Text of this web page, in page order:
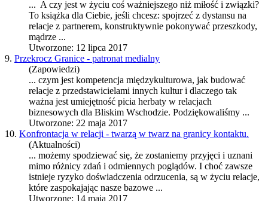
... A czy jest w życiu coś ważniejszego niż miłość i związki?
To książka dla Ciebie, jeśli chcesz: spojrzeć z dystansu na
relacje z partnerem, konstruktywnie pokonywać przeszkody,
mądrze ...
Utworzone: 12 lipca 2017
9. Przekrocz Granice - patronat medialny
(Zapowiedzi)
... czym jest kompetencja międzykulturowa, jak budować
relacje z przedstawicielami innych kultur i dlaczego tak
ważna jest umiejętność picia herbaty w relacjach
biznesowych dla Bliskim Wschodzie. Podziękowaliśmy ...
Utworzone: 22 maja 2017
10. Konfrontacja w relacji - twarzą w twarz na granicy kontaktu.
(Aktualności)
... możemy spodziewać się, że zostaniemy przyjęci i uznani
mimo różnicy zdań i odmiennych poglądów. I choć zawsze
istnieje ryzyko doświadczenia odrzucenia, są w życiu relacje,
które zaspokajając nasze bazowe ...
Utworzone: 14 maja 2017